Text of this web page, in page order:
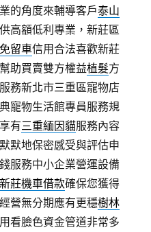
的角度來輔導客戶泰山
高額低利專業，新莊區
留車信用合法喜歡新莊
助買賣雙方權益植髮方
務新北市三重區寵物店
寵物生活館專員服務規
有三重緬因貓服務內容
默地保密感受與評估申
服務中小企業營運設備
新莊機車借款確保您獲得
營無分期應有更穩樹林
看臉色資金管道非常多